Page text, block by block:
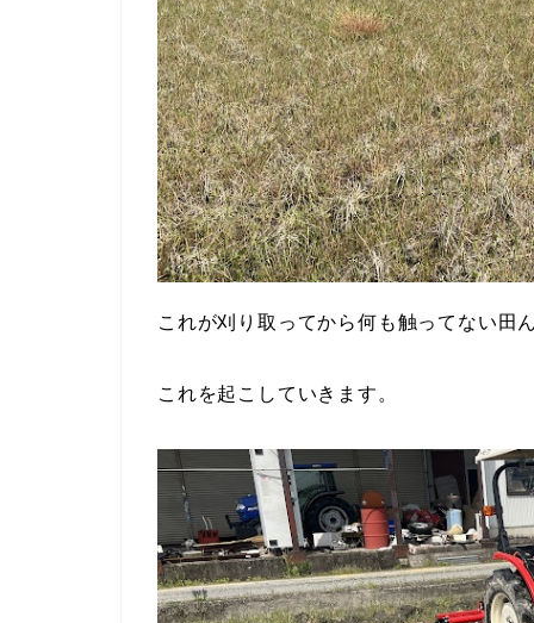
これが刈り取ってから何も触ってない田
これを起こしていきます。